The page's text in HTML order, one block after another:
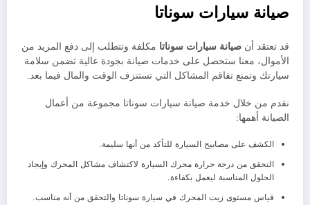
صيانة سيارات سوناتا
قد تعتقد أن صيانة سيارات سوناتا مكلفة وتتطلب إلى دفع المزيد من
الأموال، معنا ستحصل على خدمات صيانة بجودة عالية تضمن سلامة
سيارتك وتمنع تفاقم المشاكل التي تستنزف الوقت والمال فيما بعد.
نقدم من خلال خدمة صيانة سيارات سوناتا مجموعة من أعمال
الصيانة أهمها:
الكشف على مصابيح السيارة للتأكد من أنها سليمة.
التحقق من درجة حرارة محرك السيارة لاكتشاف مشاكل المحرك وإيجاد
الحلول المناسبة ليعمل بكفاءة.
قياس مستوى زيت المحرك في سيارة سوناتا والتحقق من أنه مناسب.